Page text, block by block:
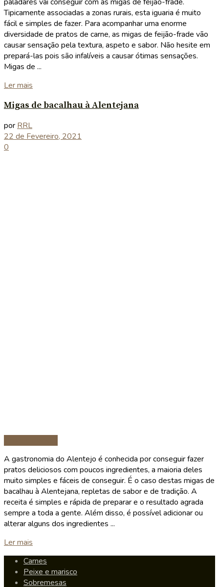
Tipicamente associadas a zonas rurais, esta iguaria é muito
fácil e simples de fazer. Para acompanhar uma enorme
diversidade de pratos de carne, as migas de feijão-frade vão
causar sensação pela textura, aspeto e sabor. Não hesite em
prepará-las pois são infalíveis a causar ótimas sensações.
Migas de ...
Ler mais
Migas de bacalhau à Alentejana
por RRL
22 de Fevereiro, 2021
0
A gastronomia do Alentejo é conhecida por conseguir fazer
pratos deliciosos com poucos ingredientes, a maioria deles
muito simples e fáceis de conseguir. É o caso destas migas de
bacalhau à Alentejana, repletas de sabor e de tradição. A
receita é simples e rápida de preparar e o resultado agrada
sempre a toda a gente. Além disso, é possível adicionar ou
alterar alguns dos ingredientes ...
Ler mais
Carnes
Peixe e marisco
Sobremesas